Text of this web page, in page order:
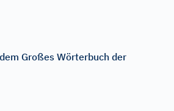
Großes Wörterbuch der